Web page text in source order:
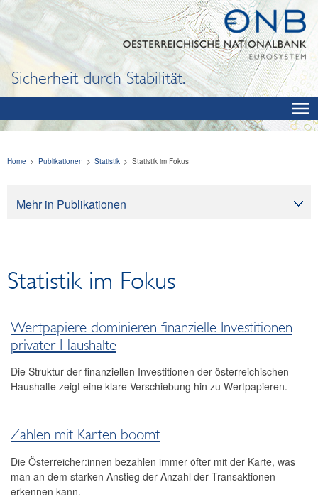
Sicherheit durch Stabilität.
Mehr in Publikationen
Bargeld
Finanzmarkt
Statistik
Finanzstatistik – einfach erklärt
Statistiken - Daten und Analysen
Statistik im Fokus
Zahlungsverkehr
Publikationssuche
Home Publikationen Statistik Statistik im Fokus
Statistik im Fokus
Wertpapiere dominieren finanzielle Investitionen
privater Haushalte
Die Struktur der finanziellen Investitionen der österreichischen
Haushalte zeigt eine klare Verschiebung hin zu Wertpapieren.
Zahlen mit Karten boomt
Die Österreicher:innen bezahlen immer öfter mit der Karte, was
man an dem starken Anstieg der Anzahl der Transaktionen
erkennen kann.